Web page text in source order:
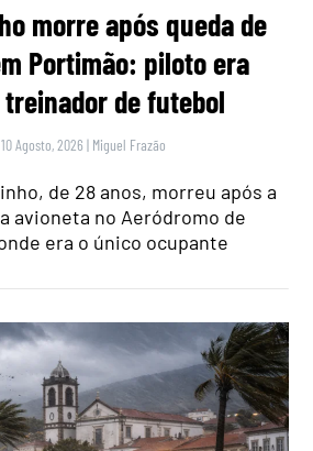
morre após queda de
Portimão: piloto era
de futebol
Agosto, 2026 | Miguel Frazão
de 28 anos, morreu após a
avioneta no Aeródromo de
era o único ocupante